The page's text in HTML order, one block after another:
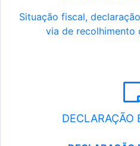
Situação fiscal,
via de recolhimento
DECLARAÇÃO